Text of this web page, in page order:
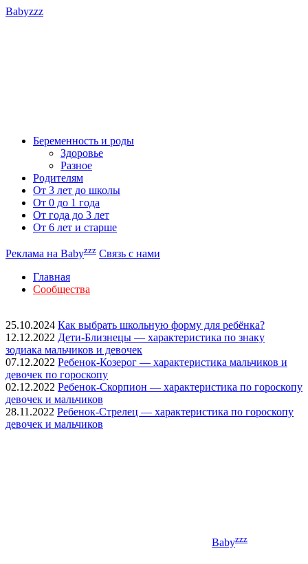
Babyzzz
Беременность и роды
Здоровье
Разное
Родителям
От 3 лет до школы
От 0 до 1 года
От года до 3 лет
От 6 лет и старше
Реклама на Babyzzz Связь с нами
Главная
Сообщества
25.10.2024 Как выбрать школьную форму для ребёнка?
12.12.2022 Дети-Близнецы — характеристика по знаку
зодиака мальчиков и девочек
07.12.2022 Ребенок-Козерог — характеристика мальчиков и
девочек по гороскопу
02.12.2022 Ребенок-Скорпион — характеристика по гороскопу
девочек и мальчиков
28.11.2022 Ребенок-Стрелец — характеристика по гороскопу
девочек и мальчиков
Babyzzz